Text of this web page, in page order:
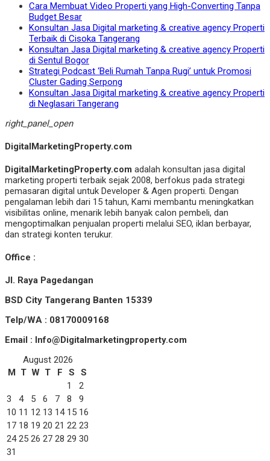
Cara Membuat Video Properti yang High-Converting Tanpa
Budget Besar
Konsultan Jasa Digital marketing & creative agency Properti
Terbaik di Cisoka Tangerang
Konsultan Jasa Digital marketing & creative agency Properti
di Sentul Bogor
Strategi Podcast ‘Beli Rumah Tanpa Rugi’ untuk Promosi
Cluster Gading Serpong
Konsultan Jasa Digital marketing & creative agency Properti
di Neglasari Tangerang
right_panel_open
DigitalMarketingProperty.com
DigitalMarketingProperty.com adalah konsultan jasa digital
marketing properti terbaik sejak 2008, berfokus pada strategi
pemasaran digital untuk Developer & Agen properti. Dengan
pengalaman lebih dari 15 tahun, Kami membantu meningkatkan
visibilitas online, menarik lebih banyak calon pembeli, dan
mengoptimalkan penjualan properti melalui SEO, iklan berbayar,
dan strategi konten terukur.
Office :
Jl. Raya Pagedangan
BSD City Tangerang Banten 15339
Telp/WA : 08170009168
Email : Info@Digitalmarketingproperty.com
August 2026
M T W T F S
S
1
2
3
4 5 6 7 8
9
10 11 12 13 14 15 16
17 18 19 20 21 22 23
24 25 26 27 28 29 30
31